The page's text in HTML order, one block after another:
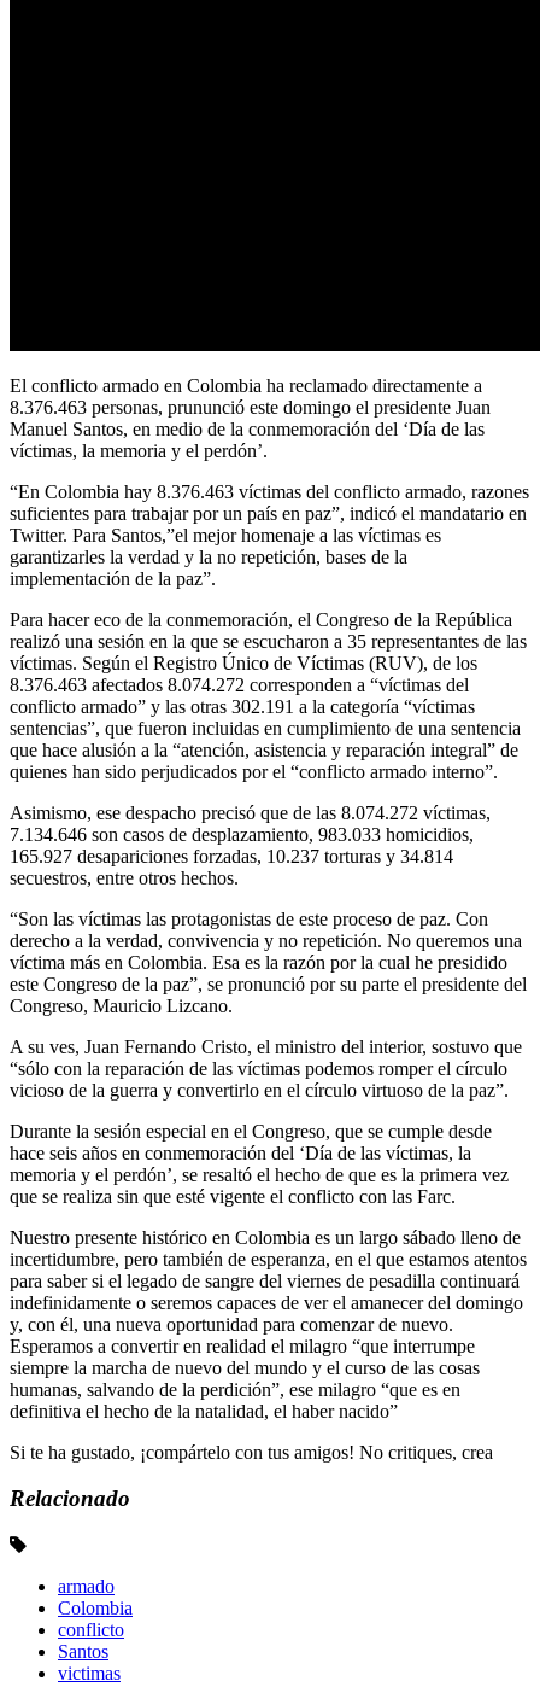
El conflicto armado en Colombia ha reclamado directamente a
8.376.463 personas, prununció este domingo el presidente Juan
Manuel Santos, en medio de la conmemoración del ‘Día de las
víctimas, la memoria y el perdón’.
“En Colombia hay 8.376.463 víctimas del conflicto armado, razones
suficientes para trabajar por un país en paz”, indicó el mandatario en
Twitter. Para Santos,”el mejor homenaje a las víctimas es
garantizarles la verdad y la no repetición, bases de la
implementación de la paz”.
Para hacer eco de la conmemoración, el Congreso de la República
realizó una sesión en la que se escucharon a 35 representantes de las
víctimas. Según el Registro Único de Víctimas (RUV), de los
8.376.463 afectados 8.074.272 corresponden a “víctimas del
conflicto armado” y las otras 302.191 a la categoría “víctimas
sentencias”, que fueron incluidas en cumplimiento de una sentencia
que hace alusión a la “atención, asistencia y reparación integral” de
quienes han sido perjudicados por el “conflicto armado interno”.
Asimismo, ese despacho precisó que de las 8.074.272 víctimas,
7.134.646 son casos de desplazamiento, 983.033 homicidios,
165.927 desapariciones forzadas, 10.237 torturas y 34.814
secuestros, entre otros hechos.
“Son las víctimas las protagonistas de este proceso de paz. Con
derecho a la verdad, convivencia y no repetición. No queremos una
víctima más en Colombia. Esa es la razón por la cual he presidido
este Congreso de la paz”, se pronunció por su parte el presidente del
Congreso, Mauricio Lizcano.
A su ves, Juan Fernando Cristo, el ministro del interior, sostuvo que
“sólo con la reparación de las víctimas podemos romper el círculo
vicioso de la guerra y convertirlo en el círculo virtuoso de la paz”.
Durante la sesión especial en el Congreso, que se cumple desde
hace seis años en conmemoración del ‘Día de las víctimas, la
memoria y el perdón’, se resaltó el hecho de que es la primera vez
que se realiza sin que esté vigente el conflicto con las Farc.
Nuestro presente histórico en Colombia es un largo sábado lleno de
incertidumbre, pero también de esperanza, en el que estamos atentos
para saber si el legado de sangre del viernes de pesadilla continuará
indefinidamente o seremos capaces de ver el amanecer del domingo
y, con él, una nueva oportunidad para comenzar de nuevo.
Esperamos a convertir en realidad el milagro “que interrumpe
siempre la marcha de nuevo del mundo y el curso de las cosas
humanas, salvando de la perdición”, ese milagro “que es en
definitiva el hecho de la natalidad, el haber nacido”
Si te ha gustado, ¡compártelo con tus amigos! No critiques, crea
Relacionado
armado
Colombia
conflicto
Santos
victimas